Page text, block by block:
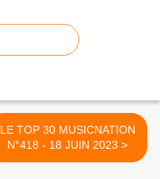
LE TOP 30 MUSICNATION
N°418 - 18 JUIN 2023 >